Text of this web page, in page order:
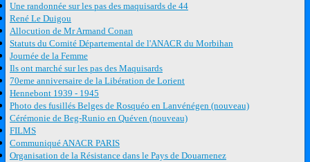
Une randonnée sur les pas des maquisards de 44
René Le Duigou
Allocution de Mr Armand Conan
Statuts du Comité Départemental de l'ANACR du Morbihan
Journée de la Femme
Ils ont marché sur les pas des Maquisards
70eme anniversaire de la Libération de Lorient
Hennebont 1939 - 1945
Photo des fusillés Belges de Rosquéo en Lanvénégen (nouveau)
Cérémonie de Beg-Runio en Quéven (nouveau)
FILMS
Communiqué ANACR PARIS
Organisation de la Résistance dans le Pays de Douarnenez